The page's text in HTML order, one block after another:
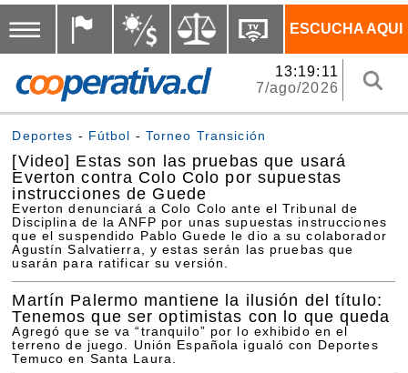
ESCUCHA AQUI
13:19:11
7/ago/2026
Deportes - Fútbol - Torneo Transición
[Video] Estas son las pruebas que usará
Everton contra Colo Colo por supuestas
instrucciones de Guede
Everton denunciará a Colo Colo ante el Tribunal de
Disciplina de la ANFP por unas supuestas instrucciones
que el suspendido Pablo Guede le dio a su colaborador
Agustín Salvatierra, y estas serán las pruebas que
usarán para ratificar su versión.
Martín Palermo mantiene la ilusión del título:
Tenemos que ser optimistas con lo que queda
Agregó que se va “tranquilo” por lo exhibido en el
terreno de juego. Unión Española igualó con Deportes
Temuco en Santa Laura.